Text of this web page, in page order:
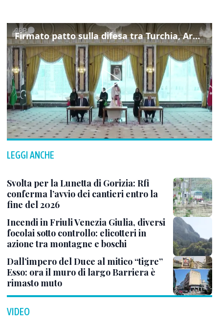
Firmato patto sulla difesa tra Turchia, Arabia Saudita e Pakistan
LEGGI ANCHE
Svolta per la Lunetta di Gorizia: Rfi
conferma l’avvio dei cantieri entro la
fine del 2026
Incendi in Friuli Venezia Giulia, diversi
focolai sotto controllo: elicotteri in
azione tra montagne e boschi
Dall’impero del Duce al mitico “tigre”
Esso: ora il muro di largo Barriera è
rimasto muto
VIDEO